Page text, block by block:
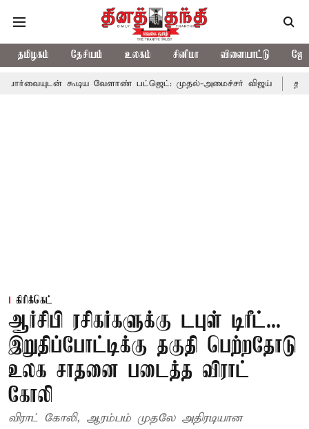
தமிழகம் தேசியம் உலகம் சினிமா விளையாட்டு
வேளாண் பட்ஜெட்: முதல்-அமைச்சர் விஜய் தமிழக
கிரிக்கெட்
ஆர்சிபி ரசிகர்களுக்கு டபுள் டிரீட்...
இறுதிப்போட்டிக்கு தகுதி பெற்றதோடு
உலக சாதனை படைத்த விராட்
கோலி
விராட் கோலி, ஆரம்பம் முதலே அதிரடியான